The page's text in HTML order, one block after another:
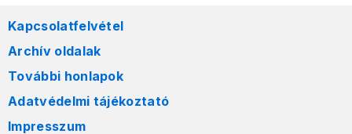
Kapcsolatfelvétel
Archív oldalak
További honlapok
Adatvédelmi tájékoztató
Impresszum